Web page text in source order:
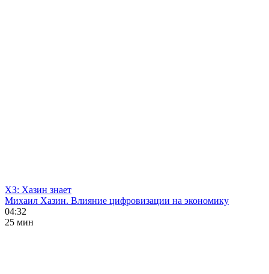
ХЗ: Хазин знает
Михаил Хазин. Влияние цифровизации на экономику
04:32
25 мин